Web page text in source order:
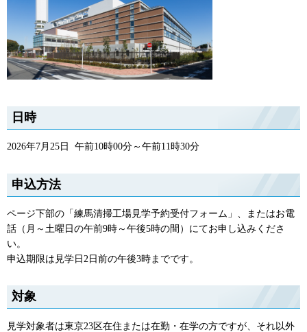
日時
2026年7月25日 午前10時00分～午前11時30分
申込方法
ページ下部の「練馬清掃工場見学予約受付フォーム」、またはお電
話（月～土曜日の午前9時～午後5時の間）にてお申し込みくださ
い。
申込期限は見学日2日前の午後3時までです。
対象
見学対象者は東京23区在住または在勤・在学の方ですが、それ以外